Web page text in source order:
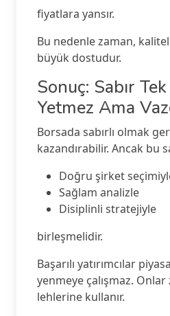
fiyatlara yansır.
Bu nedenle zaman, kaliteli
büyük dostudur.
Sonuç: Sabır
Yetmez Ama
Borsada sabırlı olmak
kazandırabilir. Ancak bu
Doğru şirket
Sağlam analizle
Disiplinli stratejiyle
birleşmelidir.
Başarılı yatırımcılar
yenmeye çalışmaz. Onlar
lehlerine kullanır.